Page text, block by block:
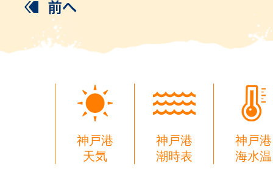
神戸港
天気
神戸港
潮時表
神戸港
海水温